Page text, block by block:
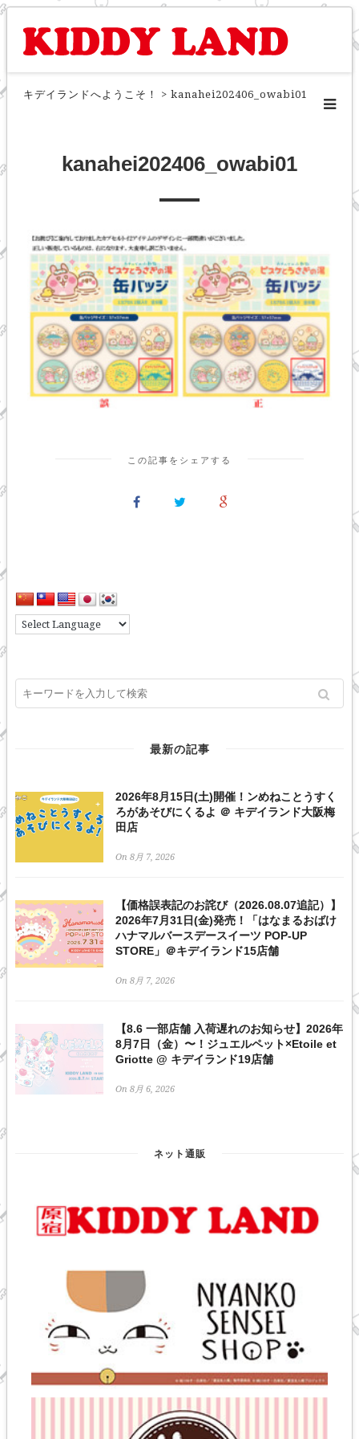
キデイランドへようこそ！ > kanahei202406_owabi01
kanahei202406_owabi01
この記事をシェアする
最新の記事
2026年8月15日(土)開催！ンめねことうすく
ろがあそびにくるよ ＠ キデイランド大阪梅
田店
On 8月 7, 2026
【価格誤表記のお詫び（2026.08.07追記）】
2026年7月31日(金)発売！「はなまるおばけ
ハナマルバースデースイーツ POP-UP
STORE」＠キデイランド15店舗
On 8月 7, 2026
【8.6 一部店舗 入荷遅れのお知らせ】2026年
8月7日（金）〜！ジュエルペット×Etoile et
Griotte @ キデイランド19店舗
On 8月 6, 2026
ネット通販